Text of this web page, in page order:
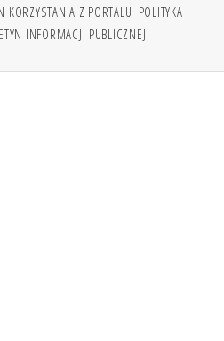
KORZYSTANIA Z PORTALU POLITYKA
INFORMACJI PUBLICZNEJ